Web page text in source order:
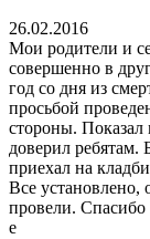
26.02.2016
Мои родители и
совершенно в
год со дня из
просьбой
стороны. Показал
доверил ребятам.
приехал на
Все установлено,
провели.
е